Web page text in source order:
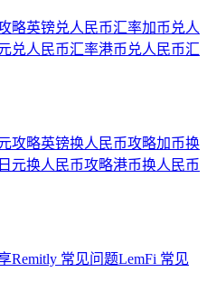
略英镑兑人民币汇率加币兑人
兑人民币汇率港币兑人民币汇
攻略英镑换人民币攻略加币换
日元换人民币攻略港币换人民币
Remitly 常见问题LemFi 常见